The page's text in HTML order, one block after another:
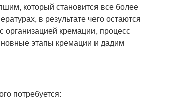
который становится все более
в результате чего остаются
организацией кремации, процесс
этапы кремации и дадим
потребуется: